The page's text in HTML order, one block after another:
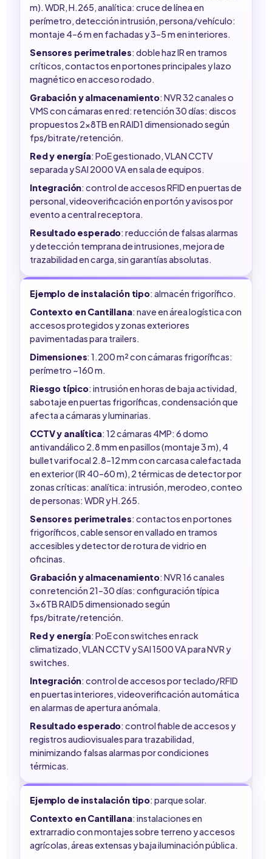
m). WDR, H.265, analítica: cruce de línea en
perímetro, detección intrusión, persona/vehículo:
montaje 4–6 m en fachadas y 3–5 m en interiores.
Sensores perimetrales: doble haz IR en tramos
críticos, contactos en portones principales y lazo
magnético en acceso rodado.
Grabación y almacenamiento: NVR 32 canales o
VMS con cámaras en red: retención 30 días: discos
propuestos 2x8TB en RAID1 dimensionado según
fps/bitrate/retención.
Red y energía: PoE gestionado, VLAN CCTV
separada y SAI 2000 VA en sala de equipos.
Integración: control de accesos RFID en puertas de
personal, videoverificación en portón y avisos por
evento a central receptora.
Resultado esperado: reducción de falsas alarmas
y detección temprana de intrusiones, mejora de
trazabilidad en carga, sin garantías absolutas.
Ejemplo de instalación tipo: almacén frigorífico.
Contexto en Cantillana: nave en área logística con
accesos protegidos y zonas exteriores
pavimentadas para trailers.
Dimensiones: 1.200 m² con cámaras frigoríficas:
perímetro ~160 m.
Riesgo típico: intrusión en horas de baja actividad,
sabotaje en puertas frigoríficas, condensación que
afecta a cámaras y luminarias.
CCTV y analítica: 12 cámaras 4MP: 6 domo
antivandálico 2.8 mm en pasillos (montaje 3 m), 4
bullet varifocal 2.8–12 mm con carcasa calefactada
en exterior (IR 40–60 m), 2 térmicas de detector por
zonas críticas: analítica: intrusión, merodeo, conteo
de personas: WDR y H.265.
Sensores perimetrales: contactos en portones
frigoríficos, cable sensor en vallado en tramos
accesibles y detector de rotura de vidrio en
oficinas.
Grabación y almacenamiento: NVR 16 canales
con retención 21–30 días: configuración típica
3x6TB RAID5 dimensionado según
fps/bitrate/retención.
Red y energía: PoE con switches en rack
climatizado, VLAN CCTV y SAI 1500 VA para NVR y
switches.
Integración: control de accesos por teclado/RFID
en puertas interiores, videoverificación automática
en alarmas de apertura anómala.
Resultado esperado: control fiable de accesos y
registros audiovisuales para trazabilidad,
minimizando falsas alarmas por condiciones
térmicas.
Ejemplo de instalación tipo: parque solar.
Contexto en Cantillana: instalaciones en
extrarradio con montajes sobre terreno y accesos
agrícolas, áreas extensas y baja iluminación pública.